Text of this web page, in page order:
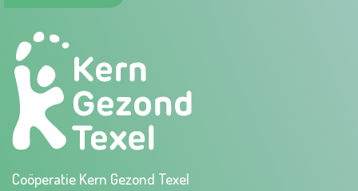
Coöperatie Kern Gezond Texel